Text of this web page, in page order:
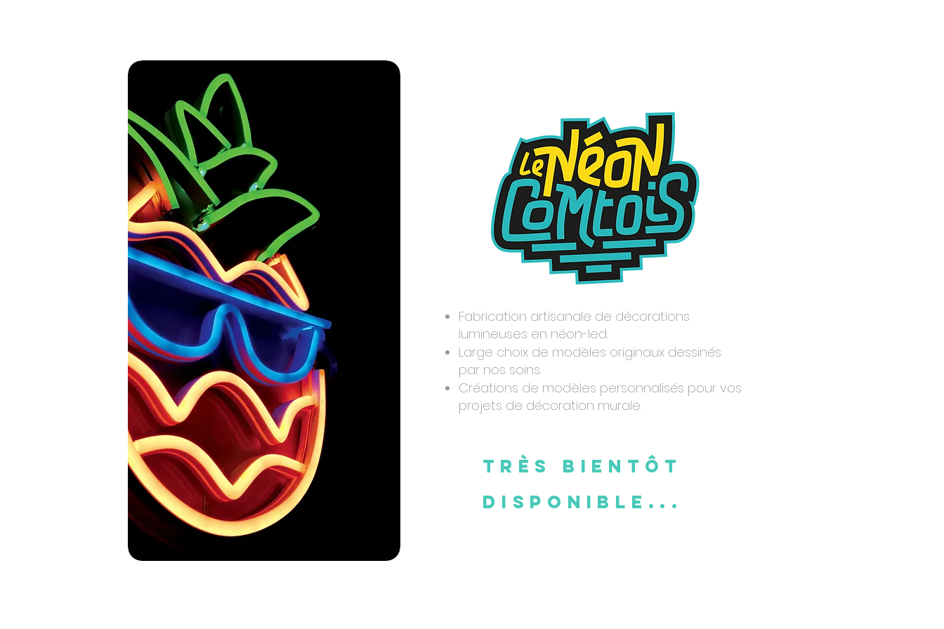
Fabrication artisanale de décorations
lumineuses en néon-led.
Large choix de modèles originaux dessinés
par nos soins.
Créations de modèles personnalisés pour vos
projets de décoration murale.
Très Bientôt
disponible...